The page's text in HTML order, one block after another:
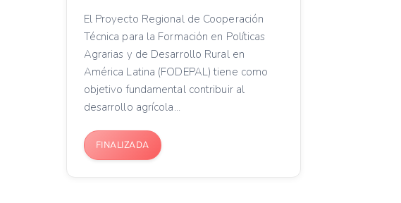
El Proyecto Regional de Cooperación
Técnica para la Formación en Políticas
Agrarias y de Desarrollo Rural en
América Latina (FODEPAL) tiene como
objetivo fundamental contribuir al
desarrollo agrícola...
FINALIZADA